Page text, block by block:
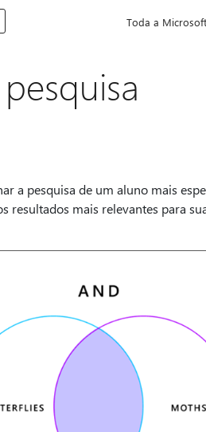
Toda a Microsoft
a pesquisa de um aluno mais
resultados mais relevantes para